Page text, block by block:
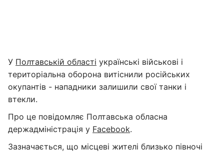
У Полтавській області українські військові і
територіальна оборона витіснили російських
окупантів - нападники залишили свої танки і
втекли.
Про це повідомляє Полтавська обласна
держадміністрація у Facebook.
Зазначається, що місцеві жителі близько півночі